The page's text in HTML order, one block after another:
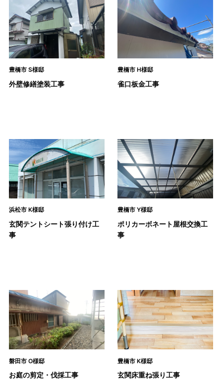
豊橋市 S様邸
外壁修繕塗装工事
豊橋市 H様邸
雀口板金工事
浜松市 K様邸
玄関テントシート張り付け工
事
豊橋市 Y様邸
ポリカーボネート屋根交換工
事
磐田市 O様邸
お庭の剪定・伐採工事
豊橋市 K様邸
玄関床重ね張り工事